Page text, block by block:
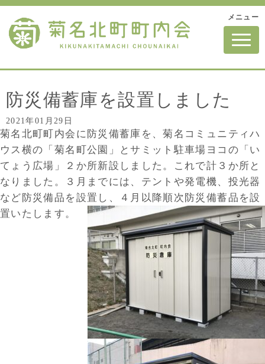
メニュー
N
a
v
防災備蓄庫を設置しました
2021年01月29日
菊名北町町内会に防災備蓄庫を、菊名コミュニティハ
ウス横の「菊名町公園」とサミット駐車場ヨコの「い
てょう広場」２か所新設しました。これで計３か所と
なりました。３月までには、テントや発電機、投光器
など防災備品を設置し、４月以降順次防災備蓄品を設
置いたします。